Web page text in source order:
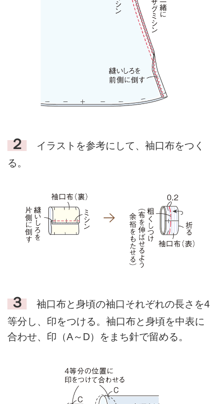
２
イラストを参考にして、袖口布をつく
る。
３
袖口布と身頃の袖口それぞれの長さを4
等分し、印をつける。袖口布と身頃を中表に
合わせ、印（A～D）をまち針で留める。